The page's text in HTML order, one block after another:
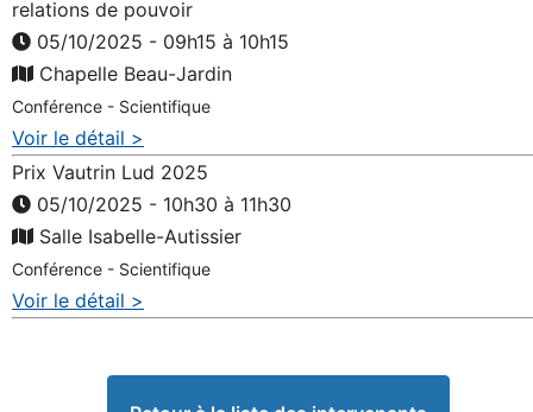
relations de pouvoir
05/10/2025 - 09h15 à 10h15
Chapelle Beau-Jardin
Conférence - Scientifique
Voir le détail >
Prix Vautrin Lud 2025
05/10/2025 - 10h30 à 11h30
Salle Isabelle-Autissier
Conférence - Scientifique
Voir le détail >